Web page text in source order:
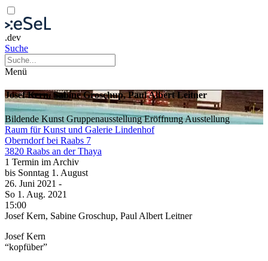
.dev
Suche
Menü
Josef Kern, Sabine Groschup, Paul Albert Leitner
Bildende Kunst GruppenausstellungEröffnungAusstellung
Raum für Kunst und Galerie Lindenhof
Oberndorf bei Raabs 7
3820 Raabs an der Thaya
1 Termin im Archiv
bis Sonntag 1. August
26. Juni 2021 -
So 1. Aug. 2021
15:00
Josef Kern, Sabine Groschup, Paul Albert Leitner
Josef Kern
“kopfüber”